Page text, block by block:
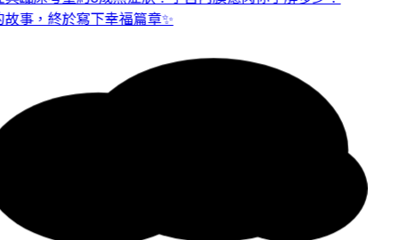
事，終於寫下幸福篇章✨